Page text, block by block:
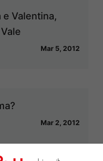
e Valentina,
Mar 5, 2012
Mar 2, 2012